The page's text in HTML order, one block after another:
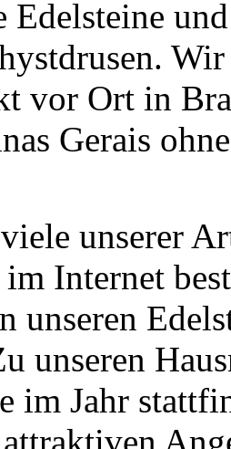
Edelsteine
vor Ort in
Gerais
unserer
Internet
unseren
unseren
im Jahr